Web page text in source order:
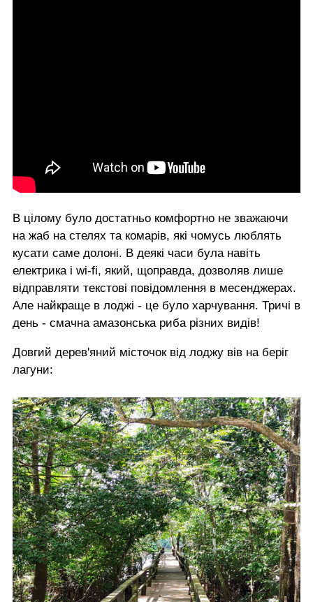
В цілому було достатньо комфортно не зважаючи
на жаб на стелях та комарів, які чомусь люблять
кусати саме долоні. В деякі часи була навіть
електрика і wi-fi, який, щоправда, дозволяв лише
відправляти текстові повідомлення в месенджерах.
Але найкраще в лоджі - це було харчування. Тричі в
день - смачна амазонська риба різних видів!
Довгий дерев'яний місточок від лоджу вів на беріг
лагуни: